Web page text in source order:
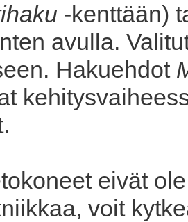
-kenttään)
avulla.
Hakuehdot
eivät
voit